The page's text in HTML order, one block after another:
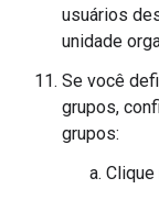
usuários
unidade
Se você
grupos,
grupos:
Clique